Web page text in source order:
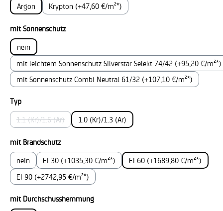
Argon
Krypton (+47,60 €/m²*)
mit Sonnenschutzauswählen
nein
mit leichtem Sonnenschutz Silverstar Selekt 74/42 (+95,20 €/m²*)
mit Sonnenschutz Combi Neutral 61/32 (+107,10 €/m²*)
Typauswählen
1.1 (Kr)/1.6 (Ar)
(Diese Option ist zurzeit nicht verfügbar.)
1.0 (Kr)/1.3 (Ar)
mit Brandschutzauswählen
nein
EI 30 (+1035,30 €/m²*)
EI 60 (+1689,80 €/m²*)
EI 90 (+2742,95 €/m²*)
mit Durchschusshemmungauswählen